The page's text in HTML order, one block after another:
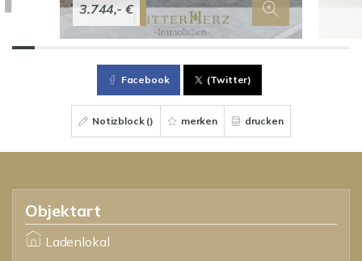
3.744,- €
Facebook (Twitter)
Notizblock () merken drucken
Objektart
Ladenlokal